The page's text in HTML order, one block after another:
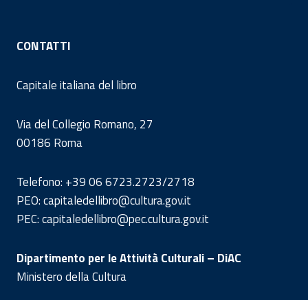
CONTATTI
Capitale italiana del libro
Via del Collegio Romano, 27
00186 Roma
Telefono: +39 06 6723.2723/2718
PEO: capitaledellibro@cultura.gov.it
PEC: capitaledellibro@pec.cultura.gov.it
Dipartimento per le Attività Culturali – DiAC
Ministero della Cultura